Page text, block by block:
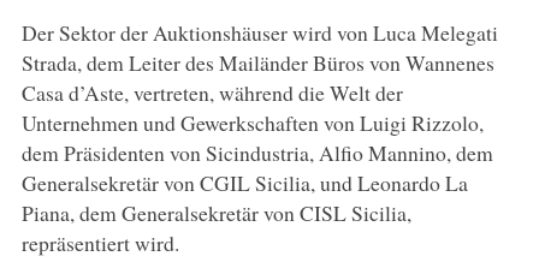
Der Sektor der Auktionshäuser wird von Luca Melegati
Strada, dem Leiter des Mailänder Büros von Wannenes
Casa d’Aste, vertreten, während die Welt der
Unternehmen und Gewerkschaften von Luigi Rizzolo,
dem Präsidenten von Sicindustria, Alfio Mannino, dem
Generalsekretär von CGIL Sicilia, und Leonardo La
Piana, dem Generalsekretär von CISL Sicilia,
repräsentiert wird.